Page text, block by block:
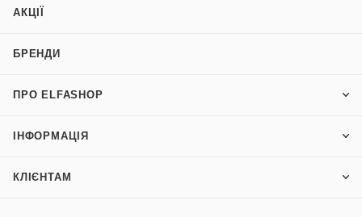
АКЦІЇ
БРЕНДИ
ПРО ELFASHOP
ІНФОРМАЦІЯ
КЛІЄНТАМ